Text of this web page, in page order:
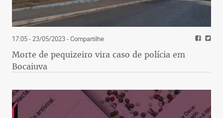
17:05 - 23/05/2023- Compartilhe
Morte de pequizeiro vira caso de polícia em
Bocaiuva